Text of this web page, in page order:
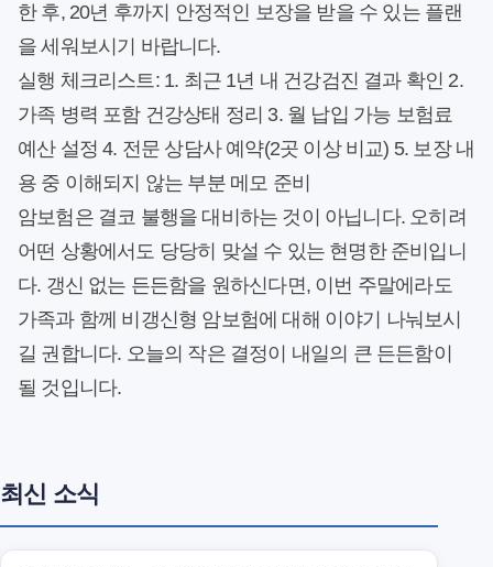
한 후, 20년 후까지 안정적인 보장을 받을 수 있는 플랜
을 세워보시기 바랍니다.
실행 체크리스트: 1. 최근 1년 내 건강검진 결과 확인 2.
가족 병력 포함 건강상태 정리 3. 월 납입 가능 보험료
예산 설정 4. 전문 상담사 예약(2곳 이상 비교) 5. 보장 내
용 중 이해되지 않는 부분 메모 준비
암보험은 결코 불행을 대비하는 것이 아닙니다. 오히려
어떤 상황에서도 당당히 맞설 수 있는 현명한 준비입니
다. 갱신 없는 든든함을 원하신다면, 이번 주말에라도
가족과 함께 비갱신형 암보험에 대해 이야기 나눠보시
길 권합니다. 오늘의 작은 결정이 내일의 큰 든든함이
될 것입니다.
최신 소식